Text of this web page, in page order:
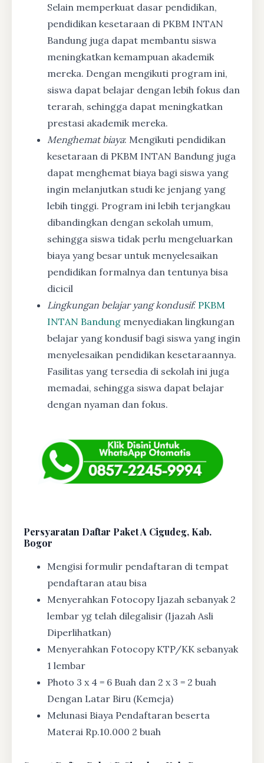
Selain memperkuat dasar pendidikan,
pendidikan kesetaraan di PKBM INTAN
Bandung juga dapat membantu siswa
meningkatkan kemampuan akademik
mereka. Dengan mengikuti program ini,
siswa dapat belajar dengan lebih fokus dan
terarah, sehingga dapat meningkatkan
prestasi akademik mereka.
Menghemat biaya: Mengikuti pendidikan
kesetaraan di PKBM INTAN Bandung juga
dapat menghemat biaya bagi siswa yang
ingin melanjutkan studi ke jenjang yang
lebih tinggi. Program ini lebih terjangkau
dibandingkan dengan sekolah umum,
sehingga siswa tidak perlu mengeluarkan
biaya yang besar untuk menyelesaikan
pendidikan formalnya dan tentunya bisa
dicicil
Lingkungan belajar yang kondusif: PKBM
INTAN Bandung menyediakan lingkungan
belajar yang kondusif bagi siswa yang ingin
menyelesaikan pendidikan kesetaraannya.
Fasilitas yang tersedia di sekolah ini juga
memadai, sehingga siswa dapat belajar
dengan nyaman dan fokus.
Persyaratan Daftar Paket A Cigudeg, Kab.
Bogor
Mengisi formulir pendaftaran di tempat
pendaftaran atau bisa
Menyerahkan Fotocopy Ijazah sebanyak 2
lembar yg telah dilegalisir (Ijazah Asli
Diperlihatkan)
Menyerahkan Fotocopy KTP/KK sebanyak
1 lembar
Photo 3 x 4 = 6 Buah dan 2 x 3 = 2 buah
Dengan Latar Biru (Kemeja)
Melunasi Biaya Pendaftaran beserta
Materai Rp.10.000 2 buah